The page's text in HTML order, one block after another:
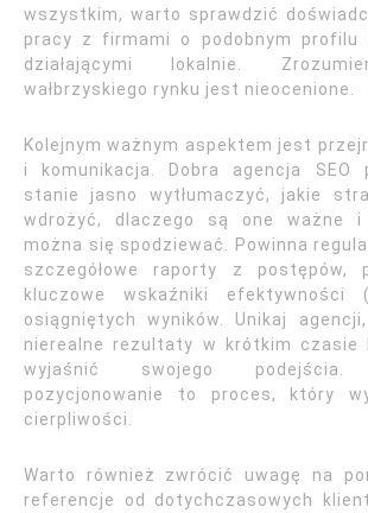
wszystkim, warto sprawdzić
pracy z firmami o podobnym profilu
działającymi lokalnie.
wałbrzyskiego rynku jest nieocenione.
Kolejnym ważnym aspektem jest
i komunikacja. Dobra agencja SEO
stanie jasno wytłumaczyć, jakie
wdrożyć, dlaczego są one ważne
można się spodziewać. Powinna
szczegółowe raporty z postępów,
kluczowe wskaźniki efektywności
osiągniętych wyników. Unikaj
nierealne rezultaty w krótkim czasie
wyjaśnić swojego podejścia.
pozycjonowanie to proces, który
cierpliwości.
Warto również zwrócić uwagę na
referencje od dotychczasowych